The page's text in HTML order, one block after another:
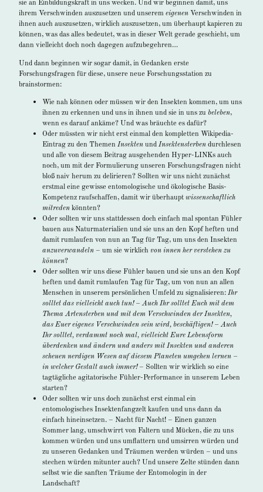
sie an Einbildungskraft in uns wecken. Und wir beginnen damit, uns
ihrem Verschwinden auszusetzen und unserem eigenen Verschwinden in
ihnen auch auszusetzen, wirklich auszusetzen, um überhaupt kapieren zu
können, was das alles bedeutet, was in dieser Welt gerade geschieht, um
dann vielleicht doch noch dagegen aufzubegehren…
Und dann beginnen wir sogar damit, in Gedanken erste
Forschungsfragen für diese, unsere neue Forschungsstation zu
brainstormen:
Wie nah können oder müssen wir den Insekten kommen, um uns
ihnen zu erkennen und uns in ihnen und sie in uns zu beleben,
wenn es darauf ankäme? Und was bräuchte es dafür?
Oder müssten wir nicht erst einmal den kompletten Wikipedia-
Eintrag zu den Themen Insekten und Insektensterben durchlesen
und alle von diesem Beitrag ausgehenden Hyper-LINKs auch
noch, um mit der Formulierung unseren Forschungsfragen nicht
bloß naiv herum zu delirieren? Sollten wir uns nicht zunächst
erstmal eine gewisse entomologische und ökologische Basis-
Kompetenz raufschaffen, damit wir überhaupt wissenschaftlich
mitreden könnten?
Oder sollten wir uns stattdessen doch einfach mal spontan Fühler
bauen aus Naturmaterialien und sie uns an den Kopf heften und
damit rumlaufen von nun an Tag für Tag, um uns den Insekten
anzuverwandeln – um sie wirklich von innen her verstehen zu
können?
Oder sollten wir uns diese Fühler bauen und sie uns an den Kopf
heften und damit rumlaufen Tag für Tag, um von nun an allen
Menschen in unserem persönlichen Umfeld zu signalisieren: Ihr
solltet das vielleicht auch tun! – Auch Ihr solltet Euch mit dem
Thema Artensterben und mit dem Verschwinden der Insekten,
das Euer eigenes Verschwinden sein wird, beschäftigen! – Auch
Ihr solltet, verdammt noch mal, vielleicht Eure Lebensform
überdenken und ändern und anders mit Insekten und anderen
scheuen nerdigen Wesen auf diesem Planeten umgehen lernen –
in welcher Gestalt auch immer!– Sollten wir wirklich so eine
tagtägliche agitatorische Fühler-Performance in unserem Leben
starten?
Oder sollten wir uns doch zunächst erst einmal ein
entomologisches Insektenfangzelt kaufen und uns dann da
einfach hineinsetzen. – Nacht für Nacht! – Einen ganzen
Sommer lang, umschwirrt von Faltern und Mücken, die zu uns
kommen würden und uns umflattern und umsirren würden und
zu unseren Gedanken und Träumen werden würden – und uns
stechen würden mitunter auch? Und unsere Zelte stünden dann
selbst wie die sanften Träume der Entomologin in der
Landschaft?